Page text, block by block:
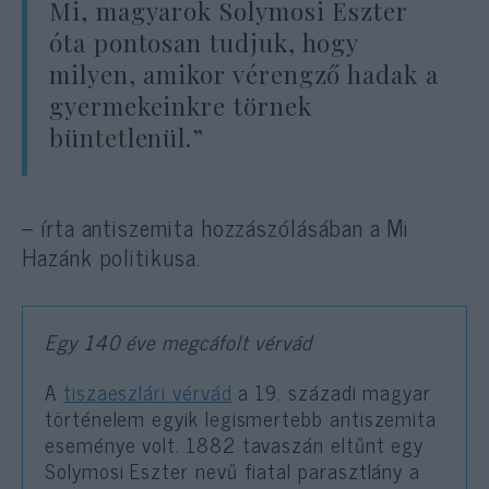
Mi, magyarok Solymosi Eszter
óta pontosan tudjuk, hogy
milyen, amikor vérengző hadak a
gyermekeinkre törnek
büntetlenül.”
– írta antiszemita hozzászólásában a Mi
Hazánk politikusa.
Egy 140 éve megcáfolt vérvád
A tiszaeszlári vérvád a 19. századi magyar
történelem egyik legismertebb antiszemita
eseménye volt. 1882 tavaszán eltűnt egy
Solymosi Eszter nevű fiatal parasztlány a